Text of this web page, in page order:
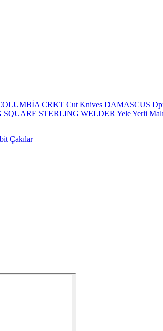
CRKT Cut Knives DAMASCUS
SQUARE STERLING WELDER YeleYerli
Çakılar